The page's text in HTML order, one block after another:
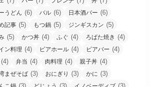
うどん (6) バル (6) 日本酒バー (6)
記事 (5) もつ鍋 (5) ジンギスカン (5)
(5) かつ丼 (4) ふぐ (4) ろばた焼き (4)
ン料理 (4) ビアホール (4) ビアバー (4)
(4) 弁当 (4) 肉料理 (4) 親子丼 (4)
まぜそば (3) おにぎり (3) かに (3)